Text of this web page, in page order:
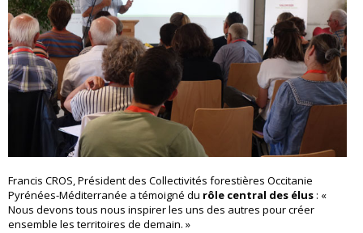
Francis CROS, Président des Collectivités forestières Occitanie
Pyrénées-Méditerranée a témoigné du rôle central des élus : «
Nous devons tous nous inspirer les uns des autres pour créer
ensemble les territoires de demain. »